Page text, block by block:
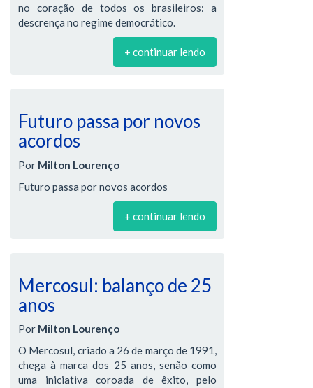
no coração de todos os brasileiros: a
descrença no regime democrático.
+ continuar lendo
Futuro passa por novos
acordos
Por Milton Lourenço
Futuro passa por novos acordos
+ continuar lendo
Mercosul: balanço de 25
anos
Por Milton Lourenço
O Mercosul, criado a 26 de março de 1991,
chega à marca dos 25 anos, senão como
uma iniciativa coroada de êxito, pelo